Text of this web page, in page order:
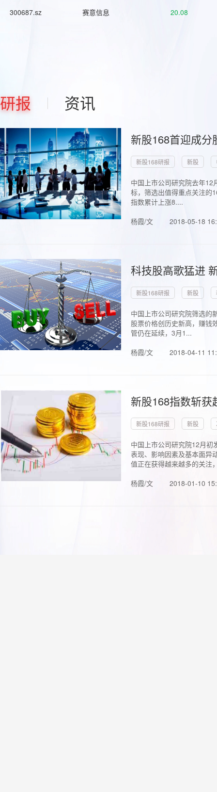
300687.sz 赛意信息 20.08
研报 资讯
新股168首迎成
新股168研报 新股
中国上市公司研究院去年
标，筛选出值得重点关注的
指数累计上涨8....
杨霞/文
2018-05-18
科技股高歌猛进
新股168研报 新股
中国上市公司研究院筛选的
股票价格创历史新高，赚钱
管仍在延续，3月1...
杨霞/文
2018-04-11
新股168指数斩
新股168研报 新股
中国上市公司研究院12月初
表现、影响因素及基本面异
值正在获得越来越多的关注
杨霞/文
2018-01-10